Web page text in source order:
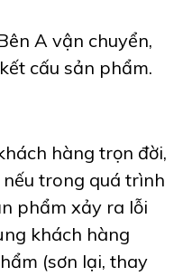
A vận chuyển,
cấu sản phẩm.
hàng trọn đời,
trong quá trình
phẩm xảy ra lỗi
khách hàng
(sơn lại, thay